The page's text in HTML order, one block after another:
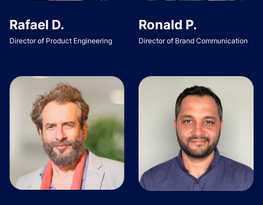
Rafael D.
Director of Product Engineering
Ronald P.
Director of Brand Communication